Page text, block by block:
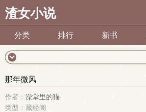
渣女小说
分类 排行 新书
那年微风
作者： 澡堂里的猫
类型：藏经阁